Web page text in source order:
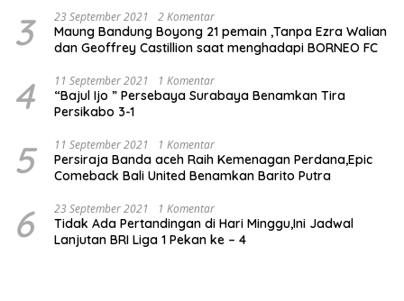
3 23 September 2021 2 Komentar
Maung Bandung Boyong 21 pemain ,Tanpa Ezra Walian
dan Geoffrey Castillion saat menghadapi BORNEO FC
4 11 September 2021 1 Komentar
“Bajul Ijo ” Persebaya Surabaya Benamkan Tira
Persikabo 3-1
5 11 September 2021 1 Komentar
Persiraja Banda aceh Raih Kemenagan Perdana,Epic
Comeback Bali United Benamkan Barito Putra
6 23 September 2021 1 Komentar
Tidak Ada Pertandingan di Hari Minggu,Ini Jadwal
Lanjutan BRI Liga 1 Pekan ke – 4